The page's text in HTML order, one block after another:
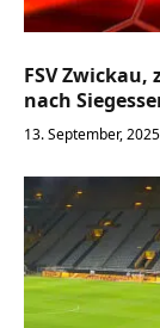
FSV
nach
13. September,